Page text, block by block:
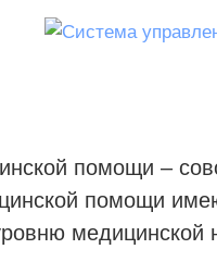
помощи –
помощи
медицинской